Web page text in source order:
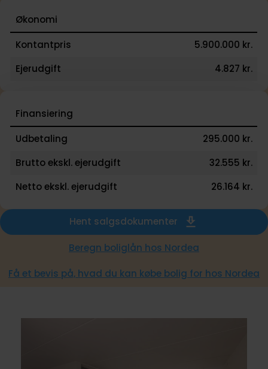
Økonomi
Kontantpris
5.900.000 kr.
Ejerudgift
4.827 kr.
Finansiering
Udbetaling
295.000 kr.
Brutto ekskl. ejerudgift
32.555 kr.
Netto ekskl. ejerudgift
26.164 kr.
Hent salgsdokumenter
Beregn boliglån hos Nordea
Få et bevis på, hvad du kan købe bolig for hos Nordea